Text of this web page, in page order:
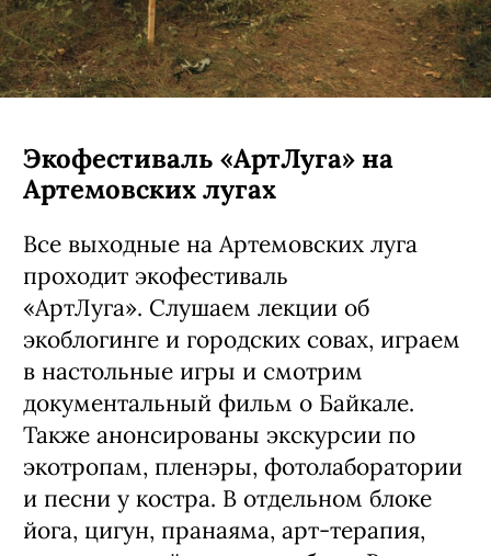
Экофестиваль «АртЛуга» на
Артемовских лугах
Все выходные на Артемовских луга
проходит экофестиваль
«АртЛуга». Слушаем лекции об
экоблогинге и городских совах, играем
в настольные игры и смотрим
документальный фильм о Байкале.
Также анонсированы экскурсии по
экотропам, пленэры, фотолаборатории
и песни у костра. В отдельном блоке
йога, цигун, пранаяма, арт-терапия,